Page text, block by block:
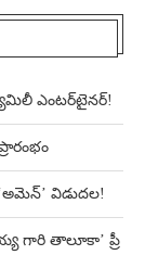
ఎంటర్‌టైనర్!
విడుదల!
గారి తాలూకా’ ప్రీ